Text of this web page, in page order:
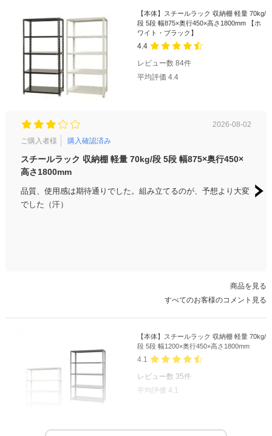
【本体】スチールラック 収納棚 軽量 70kg/
段 5段 幅875×奥行450×高さ1800mm 【ホ
ワイト・ブラック】
4.4
レビュー数 84件
平均評価 4.4
2026-08-02
ご購入者様
購入確認済み
スチールラック 収納棚 軽量 70kg/段 5段 幅875×奥行450×
高さ1800mm
品質、使用感は期待通りでした。組み立てるのが、予想より大変
でした（汗）
お
商品を見る
すべてのお客様のコメント見る
【本体】スチールラック 収納棚 軽量 70kg/
段 5段 幅1200×奥行450×高さ1800mm
4.1
レビュー数 35件
平均評価 4.1